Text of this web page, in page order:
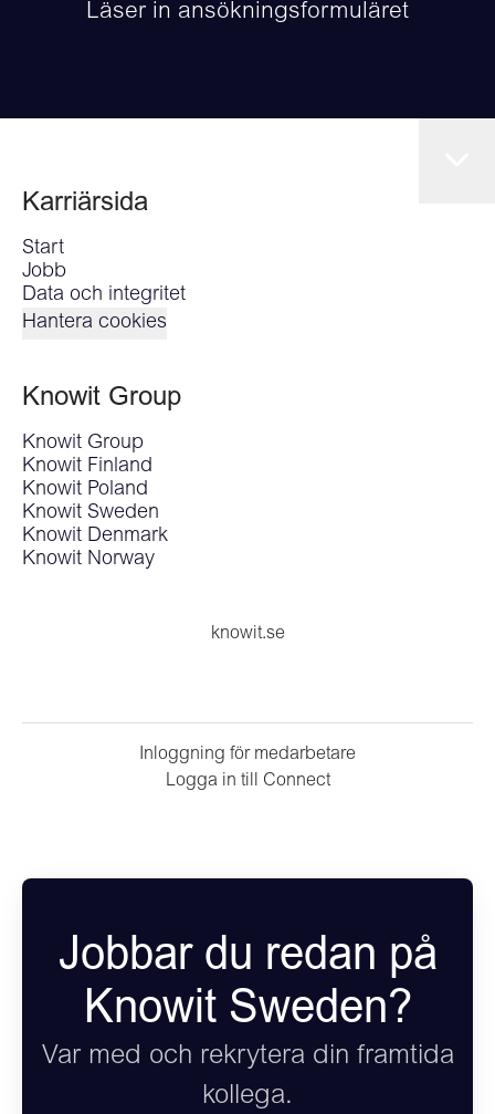
Läser in ansökningsformuläret
Karriärsida
Start
Jobb
Data och integritet
Hantera cookies
Knowit Group
Knowit Group
Knowit Finland
Knowit Poland
Knowit Sweden
Knowit Denmark
Knowit Norway
knowit.se
Inloggning för medarbetare
Logga in till Connect
Jobbar du redan på
Knowit Sweden?
Var med och rekrytera din framtida
kollega.